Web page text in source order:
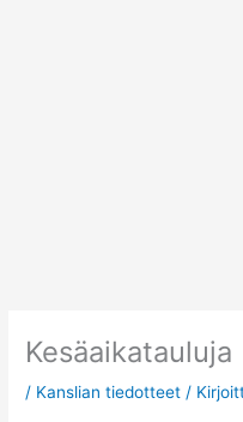
Kesäaikatauluja
/ Kanslian tiedotteet /